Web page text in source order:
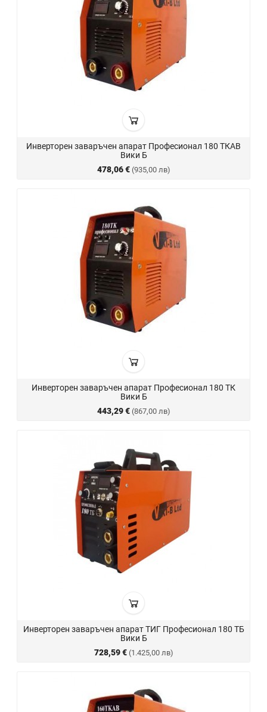
Инверторен заваръчен апарат Професионал 180 ТКАВ
Вики Б
478,06 € (935,00 лв)
Инверторен заваръчен апарат Професионал 180 ТК
Вики Б
443,29 € (867,00 лв)
Инверторен заваръчен апарат ТИГ Професионал 180 ТБ
Вики Б
728,59 € (1.425,00 лв)